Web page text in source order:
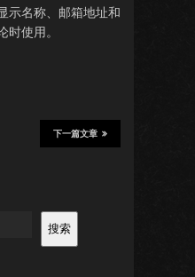
示名称、邮箱地址和
使用。
下一篇文章
搜索